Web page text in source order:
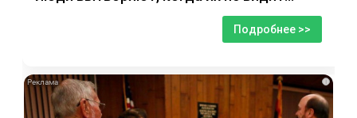
Подробнее >>
i